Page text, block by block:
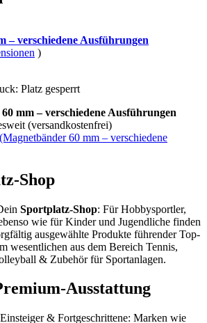
– verschiedene Ausführungen
)
Platz gesperrt
mm – verschiedene Ausführungen
(versandkostenfrei)
60 mm – verschiedene
Shop
Sportplatz-Shop: Für Hobbysportler,
wie für Kinder und Jugendliche finden
ausgewählte Produkte führender Top-
wesentlichen aus dem Bereich Tennis,
& Zubehör für Sportanlagen.
Ausstattung
& Fortgeschrittene: Marken wie